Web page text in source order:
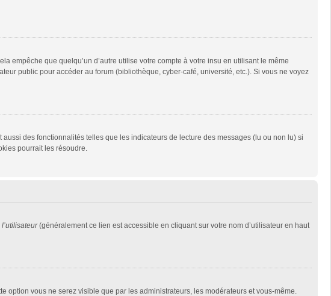
empêche que quelqu’un d’autre utilise votre compte à votre insu en utilisant le même
public pour accéder au forum (bibliothèque, cyber-café, université, etc.). Si vous ne voyez
des fonctionnalités telles que les indicateurs de lecture des messages (lu ou non lu) si
pourrait les résoudre.
(généralement ce lien est accessible en cliquant sur votre nom d’utilisateur en haut
option vous ne serez visible que par les administrateurs, les modérateurs et vous-même.